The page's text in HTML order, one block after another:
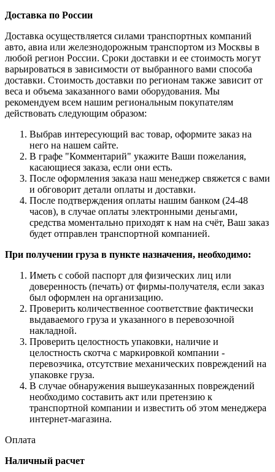
Доставка по России
Доставка осуществляется силами транспортных компаний
авто, авиа или железнодорожным транспортом из Москвы в
любой регион России. Сроки доставки и ее стоимость могут
варьироваться в зависимости от выбранного вами способа
доставки. Стоимость доставки по регионам также зависит от
веса и объема заказанного вами оборудования. Мы
рекомендуем всем нашим региональным покупателям
действовать следующим образом:
Выбрав интересующий вас товар, оформите заказ на
него на нашем сайте.
В графе "Комментарий" укажите Ваши пожелания,
касающиеся заказа, если они есть.
После оформления заказа наш менеджер свяжется с вами
и обговорит детали оплаты и доставки.
После подтверждения оплаты нашим банком (24-48
часов), в случае оплаты электронными деньгами,
средства моментально приходят к нам на счёт, Ваш заказ
будет отправлен транспортной компанией.
При получении груза в пункте назначения, необходимо:
Иметь с собой паспорт для физических лиц или
доверенность (печать) от фирмы-получателя, если заказ
был оформлен на организацию.
Проверить количественное соответствие фактически
выдаваемого груза и указанного в перевозочной
накладной.
Проверить целостность упаковки, наличие и
целостность скотча с маркировкой компании -
перевозчика, отсутствие механических повреждений на
упаковке груза.
В случае обнаружения вышеуказанных повреждений
необходимо составить акт или претензию к
транспортной компании и известить об этом менеджера
интернет-магазина.
Оплата
Наличный расчет